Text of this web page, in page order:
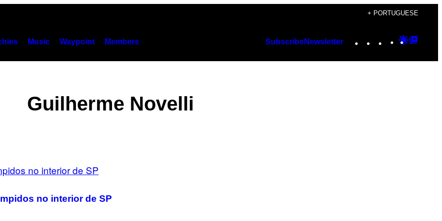
+ PORTUGUESE
Music Waypoint Members SubscribeNewsletter Instagram
TikTok
YouTube
Google
Guilherme Novelli
no interior de SP